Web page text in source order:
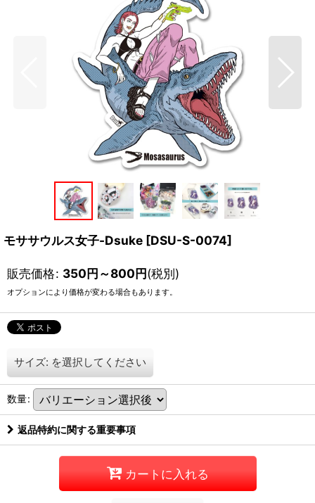
モササウルス女子-Dsuke [DSU-S-0074]
販売価格: 350円～800円(税別)
オプションにより価格が変わる場合もあります。
サイズ: を選択してください
数量:
返品特約に関する重要事項
カートに入れる